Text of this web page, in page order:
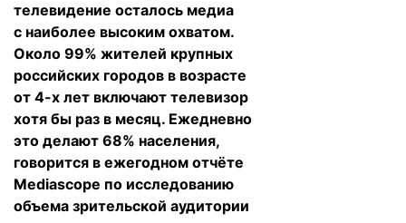
телевидение осталось медиа
с наиболее высоким охватом.
Около 99% жителей крупных
российских городов в возрасте
от 4-х лет включают телевизор
хотя бы раз в месяц. Ежедневно
это делают 68% населения,
говорится в ежегодном отчёте
Mediascope по исследованию
объема зрительской аудитории